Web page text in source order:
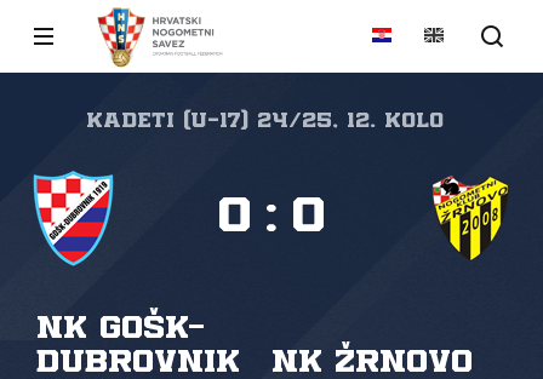
Kadeti (U-17) 24/25, 12. kolo
NK GOŠK-
Dubrovnik
NK Žrnovo
0 : 0